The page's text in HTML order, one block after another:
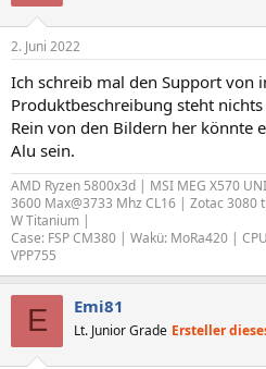
2. Juni 2022
Ich schreib mal den Support von
Produktbeschreibung steht
Rein von den Bildern her könnte
Alu sein.
AMD Ryzen 5800x3d | MSI MEG X570
3600 Max@3733 Mhz CL16 | Zotac 3080
W Titanium |
Case: FSP CM380 | Wakü: MoRa420 |
VPP755
E Emi81
Lt. Junior Grade Ersteller